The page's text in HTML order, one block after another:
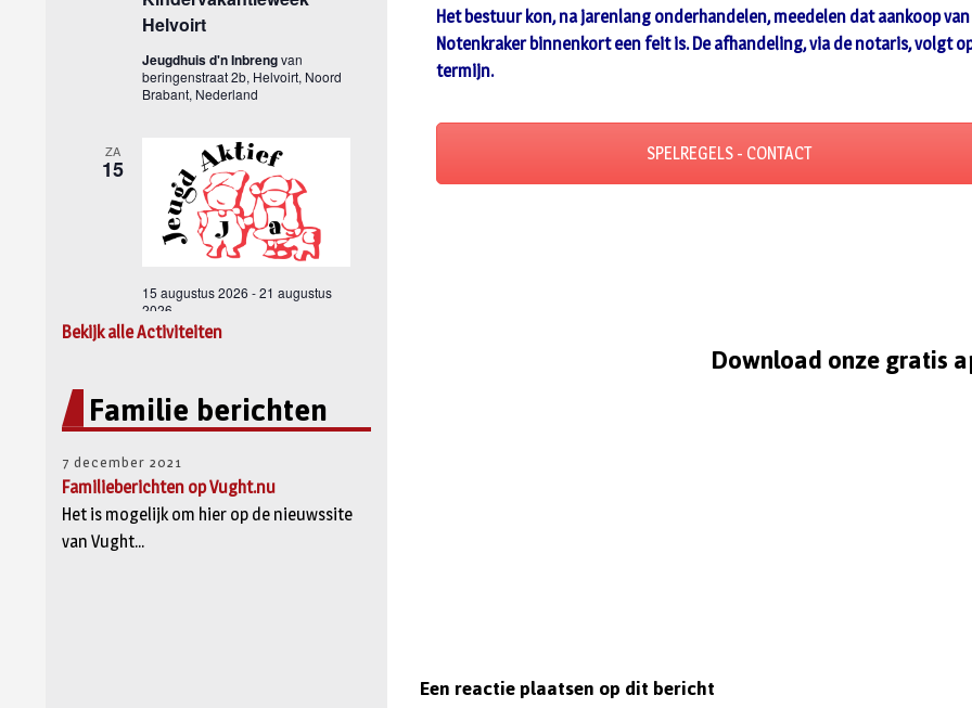
Bekijk alle Activiteiten
Familie berichten
7 december 2021
Familieberichten op Vught.nu
Het is mogelijk om hier op de nieuwssite
van Vught...
Het bestuur kon, na jarenlang onderhandelen, meedelen dat aankoop van
Notenkraker binnenkort een feit is. De afhandeling, via de notaris, volgt
termijn.
SPELREGELS - CONTACT
Download onze gratis
Een reactie plaatsen op dit bericht